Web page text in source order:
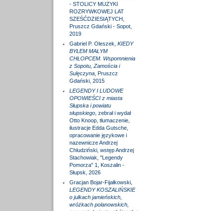
- STOLICY MUZYKI
ROZRYWKOWEJ LAT
SZEŚĆDZIESIĄTYCH,
Pruszcz Gdański - Sopot,
2019
Gabriel P. Oleszek, KIEDY
BYŁEM MAŁYM
CHŁOPCEM. Wspomnienia
z Sopotu, Zamościa i
Sulęczyna, Pruszcz
Gdański, 2015
LEGENDY I LUDOWE
OPOWIEŚCI z miasta
Słupska i powiatu
słupskiego, zebrał i wydał
Otto Knoop, tłumaczenie,
ilustracje Edda Gutsche,
opracowanie językowe i
nazewnicze Andrzej
Chludziński, wstęp Andrzej
Stachowiak, "Legendy
Pomorza" 1, Koszalin -
Słupsk, 2026
Gracjan Bojar-Fijałkowski,
LEGENDY KOSZALIŃSKIE
o julkach jamieńskich,
wróżkach polanowskich,